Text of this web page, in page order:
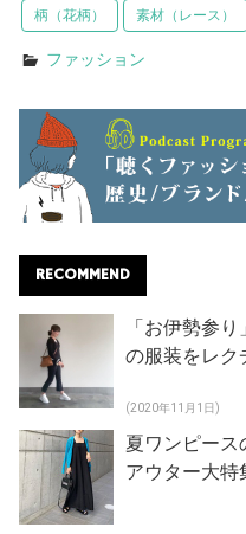
柄（花柄） 素材（レース）
ファッション
RECOMMEND
「お伊勢参
の服装をレク
(2020年11月1日)
夏ワンピース
アウター大特